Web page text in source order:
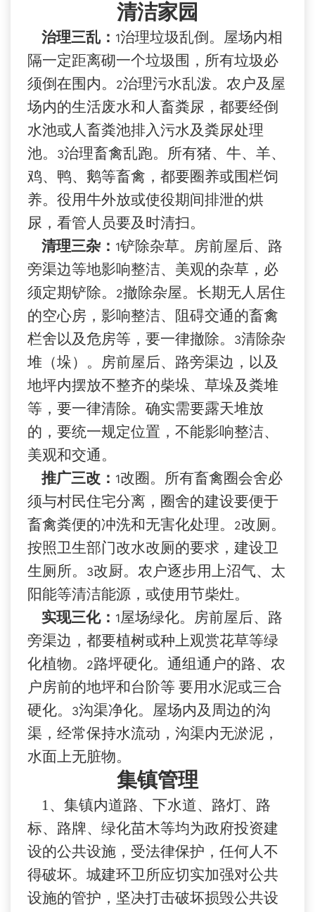
清洁家园
治理三乱： 1治理垃圾乱倒。屋场内相
隔一定距离砌一个垃圾围，所有垃圾必
须倒在围内。
2治理污水乱泼。农户及屋
场内的生活废水和人畜粪尿，都要经倒
水池或人畜粪池排入污水及粪尿处理
池。
3治理畜禽乱跑。所有猪、牛、羊、
鸡、鸭、鹅等畜禽，都要圈养或围栏饲
养。役用牛外放或使役期间排泄的烘
尿，看管人员要及时清扫。
清理三杂： 1铲除杂草。房前屋后、路
旁渠边等地影响整洁、美观的杂草，必
须定期铲除。
2撤除杂屋。长期无人居住
的空心房，影响整洁、阻碍交通的畜禽
栏舍以及危房等，要一律撤除。
3清除杂
堆（垛）。房前屋后、路旁渠边，以及
地坪内摆放不整齐的柴垛、草垛及粪堆
等，要一律清除。确实需要露天堆放
的，要统一规定位置，不能影响整洁、
美观和交通。
推广三改： 1改圈。所有畜禽圈会舍必
须与村民住宅分离，圈舍的建设要便于
畜禽粪便的冲洗和无害化处理。
2改厕。
按照卫生部门改水改厕的要求，建设卫
生厕所。
3改厨。农户逐步用上沼气、太
阳能等清洁能源，或使用节柴灶。
实现三化： 1屋场绿化。房前屋后、路
旁渠边，都要植树或种上观赏花草等绿
化植物。
2路坪硬化。通组通户的路、农
户房前的地坪和台阶等 要用水泥或三合
硬化。
3沟渠净化。屋场内及周边的沟
渠，经常保持水流动，沟渠内无淤泥，
水面上无脏物。
集镇管理
1、 集镇内道路、下水道、路灯、路
标、路牌、绿化苗木等均为政府投资建
设的公共设施，受法律保护，任何人不
得破坏。城建环卫所应切实加强对公共
设施的管护，坚决打击破坏损毁公共设